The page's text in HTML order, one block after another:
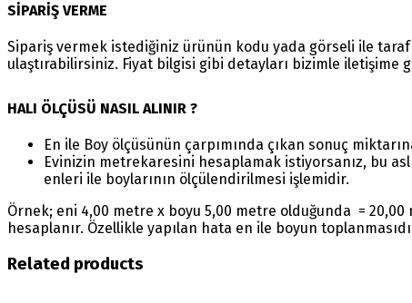
SİPARİŞ VERME
Sipariş vermek istediğiniz ürünün kodu yada görseli ile
ulaştırabilirsiniz. Fiyat bilgisi gibi detayları bizimle iletişime
HALI ÖLÇÜSÜ NASIL ALINIR ?
En ile Boy ölçüsünün çarpımında çıkan sonuç
Evinizin metrekaresini hesaplamak istiyorsanız, bu
enleri ile boylarının ölçülendirilmesi işlemidir.
Örnek; eni 4,00 metre x boyu 5,00 metre olduğunda =
hesaplanır. Özellikle yapılan hata en ile boyun
Related products